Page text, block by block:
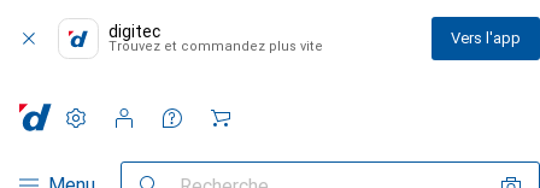
digitec
Trouvez et commandez plus vite Vers l'app
Navigation par catégorie
Paramètres
Compte client
Listes de comparaison
Listes d'envies
Panier